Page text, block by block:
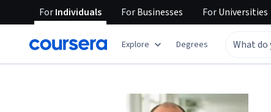
ForIndividuals ForBusinesses ForUniversities
Explore Degrees